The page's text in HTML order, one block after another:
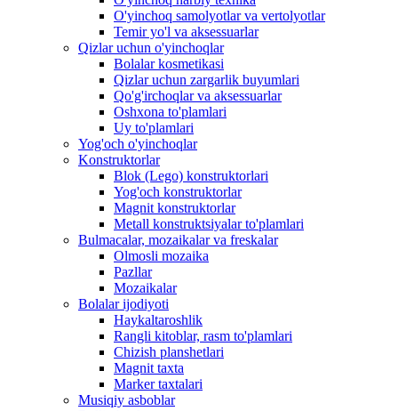
O'yinchoq samolyotlar va vertolyotlar
Temir yo'l va aksessuarlar
Qizlar uchun o'yinchoqlar
Bolalar kosmetikasi
Qizlar uchun zargarlik buyumlari
Qo'g'irchoqlar va aksessuarlar
Oshxona to'plamlari
Uy to'plamlari
Yog'och o'yinchoqlar
Konstruktorlar
Blok (Lego) konstruktorlari
Yog'och konstruktorlar
Magnit konstruktorlar
Metall konstruktsiyalar to'plamlari
Bulmacalar, mozaikalar va freskalar
Olmosli mozaika
Pazllar
Mozaikalar
Bolalar ijodiyoti
Haykaltaroshlik
Rangli kitoblar, rasm to'plamlari
Chizish planshetlari
Magnit taxta
Marker taxtalari
Musiqiy asboblar